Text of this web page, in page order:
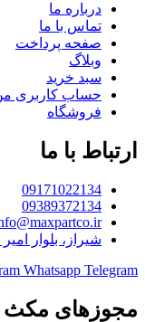
درباره ما
تماس با ما
صفحه پرداخت
وبلاگ
سبد خرید
حساب کاربری
فروشگاه
ارتباط با ما
09171022134
09389372134
شیراز، بلوار
Whatsapp Telegram
مجوزهای مکث